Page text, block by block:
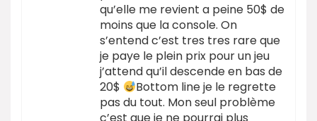
qu’elle me revient a peine 50$ de
moins que la console. On
s’entend c’est tres tres rare que
je paye le plein prix pour un jeu
j’attend qu’il descende en bas de
20$
Bottom line je le regrette
pas du tout. Mon seul problème